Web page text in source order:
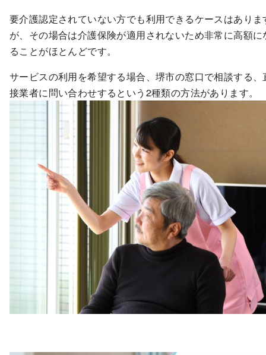
要介護認定されていない方でも利用できるケースはありま
が、その場合は介護保険が適用されないため非常に高額に
ることがほとんどです。
サービスの利用を希望する場合、堺市の窓口で相談する、
接業者に問い合わせするという2種類の方法があります。